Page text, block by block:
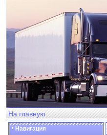
На главную
Навигация